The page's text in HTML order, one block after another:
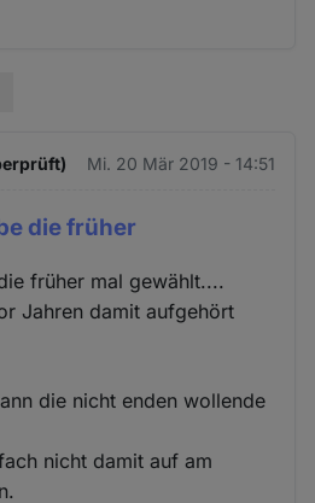
Mi. 20 Mär 2019 - 14:51
die früher
früher mal gewählt....
Jahren damit aufgehört
die nicht enden wollende
nicht damit auf am